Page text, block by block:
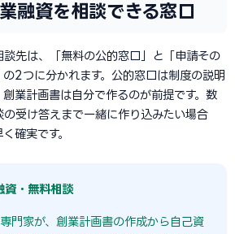
融資を相談できる窓口
先は、「無料の公的窓口」と「申請その
2つに分かれます。公的窓口は制度の説明
業計画書は自分で作るのが前提です。数
受け答えまで一緒に作り込みたい場合
確実です。
資・無料相談
門家が、創業計画書の作成から自己資